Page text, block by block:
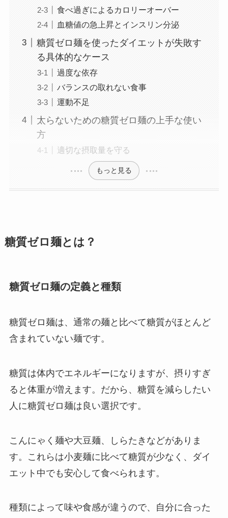
食べ過ぎによるカロリーオーバー
血糖値の急上昇とインスリン分泌
糖質ゼロ麺を使ったダイエットが失敗す
る具体的なケース
過度な依存
バランスの取れない食事
運動不足
太らないための糖質ゼロ麺の上手な使い
方
適切な摂取量を守る
もっと見る
糖質ゼロ麺とは？
糖質ゼロ麺の定義と種類
糖質ゼロ麺は、通常の麺と比べて糖質がほとんど
含まれていない麺です。
糖質は体内でエネルギーになりますが、摂りすぎ
ると体重が増えます。だから、糖質を減らしたい
人に糖質ゼロ麺は良い選択です。
こんにゃく麺や大豆麺、しらたきなどがありま
す。これらは小麦麺に比べて糖質が少なく、ダイ
エット中でも安心して食べられます。
種類によって味や食感が違うので、自分に合った